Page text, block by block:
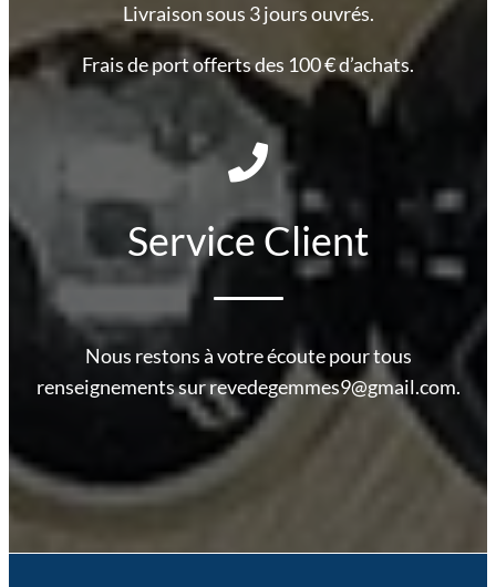
Livraison sous 3 jours ouvrés.
Frais de port offerts des 100 € d’achats.
Service Client
Nous restons à votre écoute pour tous
renseignements sur revedegemmes9@gmail.com.